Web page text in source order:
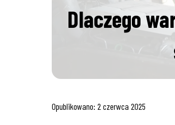
Dlaczego
Opublikowano: 2 czerwca 2025